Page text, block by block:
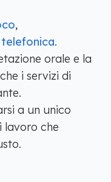
,
.
orale e la
i servizi di
a un unico
lavoro che